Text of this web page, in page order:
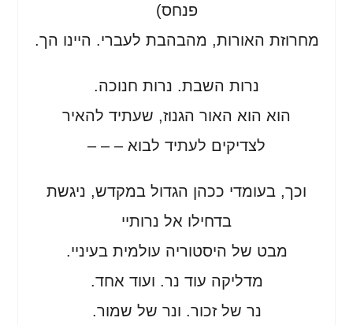
פנחס)
מחרוזת האורות, מהבהבת לעברי. היינו הך.
נרות השבת. נרות חנוכה.
הוא הוא האור הגנוז, שעתיד להאיר
לצדיקים לעתיד לבוא – – –
וכך, בעומדי ככהן הגדול במקדש, ניגשת
בדחילו אל נרותיי
מבט של היסטוריה עולמית בעיניי.
מדליקה עוד נר. ועוד אחד.
נר של זכור. ונר של שמור.